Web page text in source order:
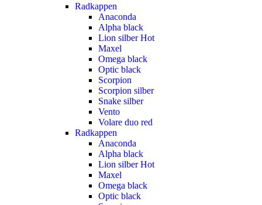
Radkappen
Anaconda
Alpha black
Lion silberHot
Maxel
Omega black
Optic black
Scorpion
Scorpion silber
Snake silber
Vento
Volare duo red
Radkappen
Anaconda
Alpha black
Lion silberHot
Maxel
Omega black
Optic black